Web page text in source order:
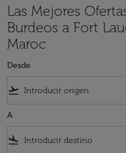
Las Mejores
Burdeos a Fort
Maroc
Desde
flight_takeoff
A
flight_land